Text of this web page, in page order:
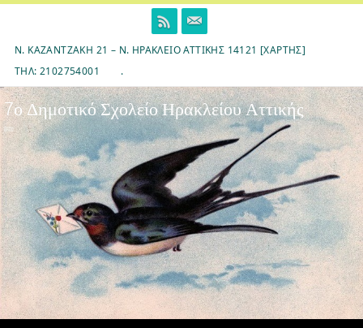
content
Ν. ΚΑΖΑΝΤΖΆΚΗ 21 – Ν. ΗΡΆΚΛΕΙΟ ΑΤΤΙΚΉΣ 14121 [ΧΆΡΤΗΣ]
ΤΗΛ: 2102754001
.
7ο Δημοτικό Σχολείο Ηρακλείου Αττικής